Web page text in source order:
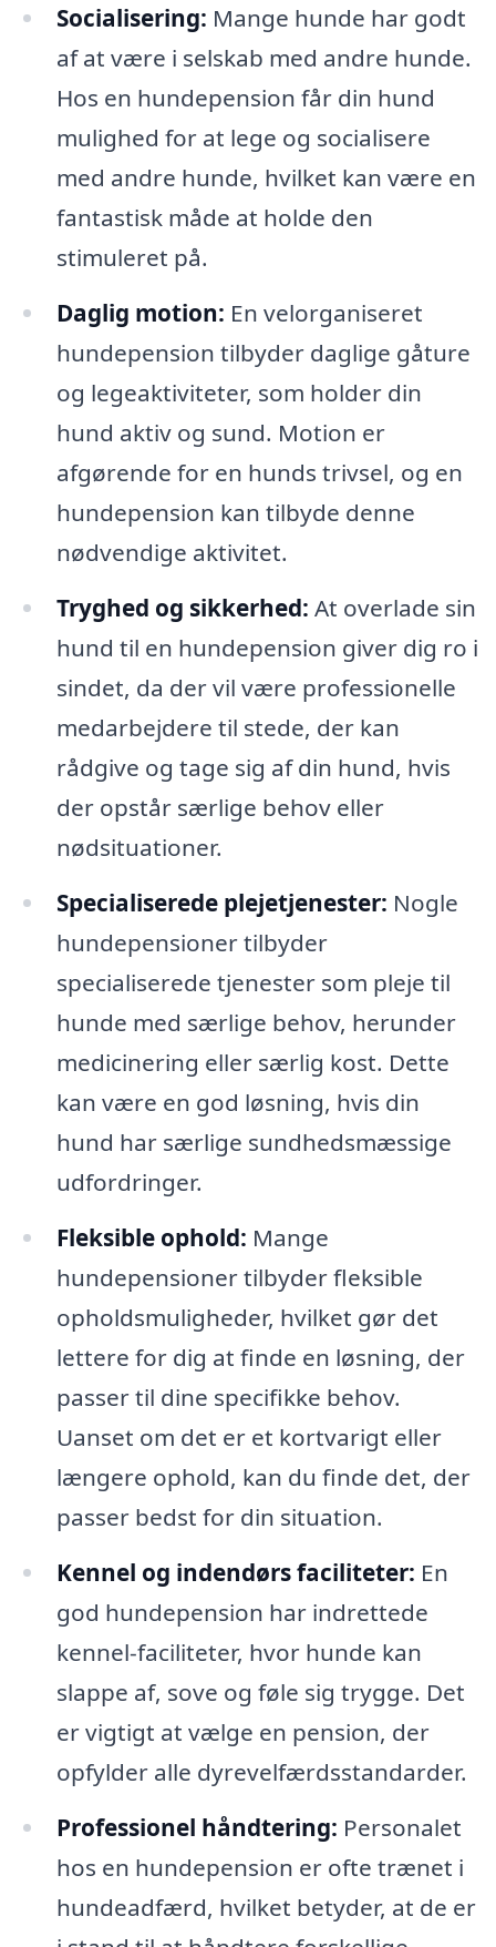
Socialisering: Mange hunde har godt
af at være i selskab med andre hunde.
Hos en hundepension får din hund
mulighed for at lege og socialisere
med andre hunde, hvilket kan være en
fantastisk måde at holde den
stimuleret på.
Daglig motion: En velorganiseret
hundepension tilbyder daglige gåture
og legeaktiviteter, som holder din
hund aktiv og sund. Motion er
afgørende for en hunds trivsel, og en
hundepension kan tilbyde denne
nødvendige aktivitet.
Tryghed og sikkerhed: At overlade sin
hund til en hundepension giver dig ro i
sindet, da der vil være professionelle
medarbejdere til stede, der kan
rådgive og tage sig af din hund, hvis
der opstår særlige behov eller
nødsituationer.
Specialiserede plejetjenester: Nogle
hundepensioner tilbyder
specialiserede tjenester som pleje til
hunde med særlige behov, herunder
medicinering eller særlig kost. Dette
kan være en god løsning, hvis din
hund har særlige sundhedsmæssige
udfordringer.
Fleksible ophold: Mange
hundepensioner tilbyder fleksible
opholdsmuligheder, hvilket gør det
lettere for dig at finde en løsning, der
passer til dine specifikke behov.
Uanset om det er et kortvarigt eller
længere ophold, kan du finde det, der
passer bedst for din situation.
Kennel og indendørs faciliteter: En
god hundepension har indrettede
kennel-faciliteter, hvor hunde kan
slappe af, sove og føle sig trygge. Det
er vigtigt at vælge en pension, der
opfylder alle dyrevelfærdsstandarder.
Professionel håndtering: Personalet
hos en hundepension er ofte trænet i
hundeadfærd, hvilket betyder, at de er